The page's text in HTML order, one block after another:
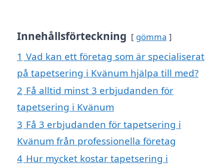
Innehållsförteckning gömma
1 Vad kan ett företag som är specialiserat
på tapetsering i Kvänum hjälpa till med?
2 Få alltid minst 3 erbjudanden för
tapetsering i Kvänum
3 Få 3 erbjudanden för tapetsering i
Kvänum från professionella företag
4 Hur mycket kostar tapetsering i